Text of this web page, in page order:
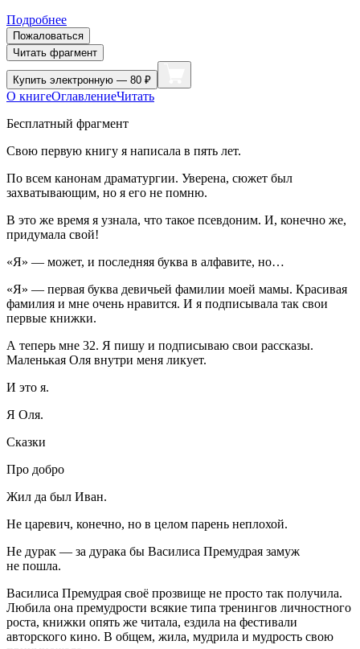
Подробнее
Пожаловаться
Читать фрагмент
Купить электронную — 80 ₽
О книгеОглавлениеЧитать
Бесплатный фрагмент
Свою первую книгу я написала в пять лет.
По всем канонам драматургии. Уверена, сюжет был
захватывающим, но я его не помню.
В это же время я узнала, что такое псевдоним. И, конечно же,
придумала свой!
«Я» — может, и последняя буква в алфавите, но…
«Я» — первая буква девичьей фамилии моей мамы. Красивая
фамилия и мне очень нравится. И я подписывала так свои
первые книжки.
А теперь мне 32. Я пишу и подписываю свои рассказы.
Маленькая Оля внутри меня ликует.
И это я.
Я Оля.
Сказки
Про добро
Жил да был Иван.
Не царевич, конечно, но в целом парень неплохой.
Не дурак — за дурака бы Василиса Премудрая замуж
не пошла.
Василиса Премудрая своё прозвище не просто так получила.
Любила она премудрости всякие типа тренингов личностного
роста, книжки опять же читала, ездила на фестивали
авторского кино. В общем, жила, мудрила и мудрость свою